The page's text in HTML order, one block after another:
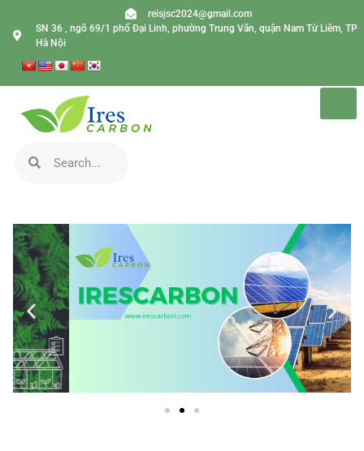
reisjsc2024@gmail.com
SN 36 , ngõ 69/1 phố Đại Linh, phường Trung Văn, quận Nam Từ Liêm, TP
Hà Nội